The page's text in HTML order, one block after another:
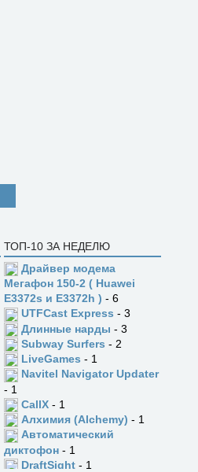
ТОП-10 ЗА НЕДЕЛЮ
Драйвер модема
Мегафон 150-2 ( Huawei
E3372s и E3372h ) - 6
UTFCast Express - 3
Длинные нарды - 3
Subway Surfers - 2
LiveGames - 1
Navitel Navigator Updater
- 1
CallX - 1
Алхимия (Alchemy) - 1
Автоматический
диктофон - 1
DraftSight - 1